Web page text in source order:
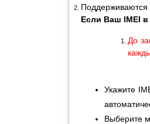
Поддерживаются
Если Ваш IMEI в
До
Укажите
Выберите